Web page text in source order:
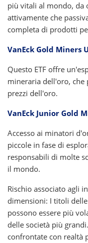
più vitali al mondo, da
attivamente che
completa di prodotti
VanEck Gold Miners
Questo ETF offre
mineraria dell'oro, che
prezzi dell'oro.
VanEck Junior Gold
Accesso ai minatori
piccole in fase di
responsabili di molte
il mondo.
Rischio associato agli
dimensioni: I titoli
possono essere più
delle società più
confrontate con realtà